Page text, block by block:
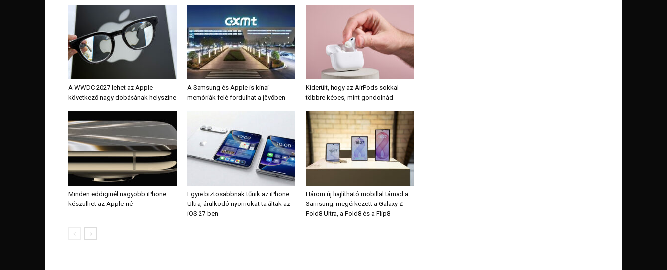
A WWDC 2027 lehet az Apple
következő nagy dobásának helyszíne
A Samsung és Apple is kínai
memóriák felé fordulhat a jövőben
Kiderült, hogy az AirPods sokkal
többre képes, mint gondolnád
Minden eddiginél nagyobb iPhone
készülhet az Apple-nél
Egyre biztosabbnak tűnik az iPhone
Ultra, árulkodó nyomokat találtak az
iOS 27-ben
Három új hajlítható mobillal támad a
Samsung: megérkezett a Galaxy Z
Fold8 Ultra, a Fold8 és a Flip8